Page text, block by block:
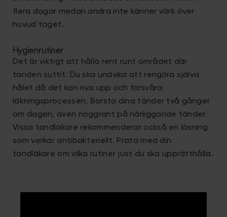
flera dagar medan andra inte känner värk över
huvud taget.
Hygienrutiner
Det är viktigt att hålla rent runt området där
tanden suttit. Du ska undvika att rengöra själva
hålet då det kan riva upp och försvåra
läkningsprocessen. Borsta dina tänder två gånger
om dagen, även noggrant på närliggande tänder.
Vissa tandläkare rekommenderar också en lösning
som verkar antibakteriellt. Prata med din
tandläkare om vilka rutiner just du ska upprätthålla.